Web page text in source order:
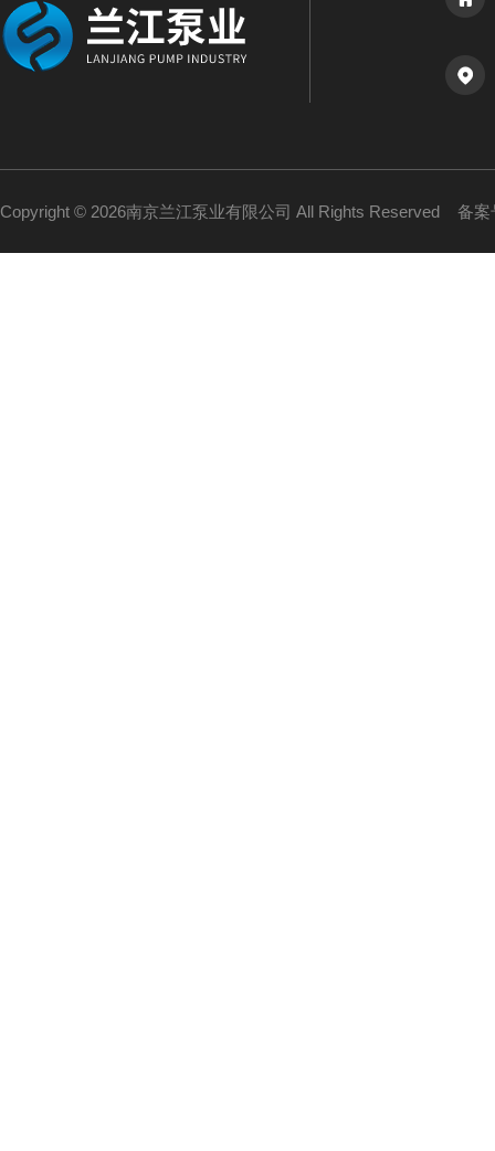
Copyright © 2026南京兰江泵业有限公司 All Rights Reserved 备案